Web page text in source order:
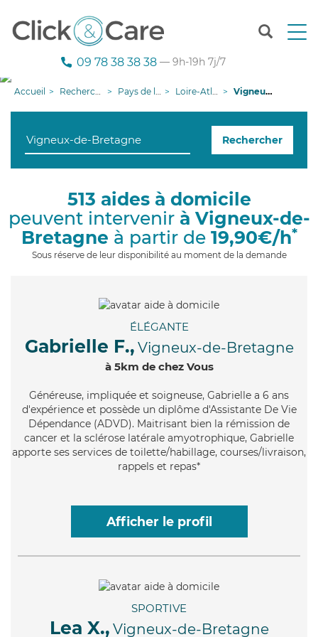
T
n
g
i
o
09 78 38 38 38 — 9h-19h 7j/7
Accueil Recherche aide à domicile Pays de la Loire Loire-Atlantique Vigneux-de-Bretagne
Rechercher
513 aides à domicile
peuvent intervenir à Vigneux-de-
Bretagne à partir de 19,90€/h*
Sous réserve de leur disponibilité au moment de la demande
ÉLÉGANTE
Gabrielle F., Vigneux-de-Bretagne
à 5km de chez Vous
Généreuse, impliquée et soigneuse, Gabrielle a 6 ans
d'expérience et possède un diplôme d'Assistante De Vie
Dépendance (ADVD). Maitrisant bien la rémission de
cancer et la sclérose latérale amyotrophique, Gabrielle
apporte ses services de toilette/habillage, courses/livraison,
rappels et repas*
Afficher le profil
SPORTIVE
Lea X., Vigneux-de-Bretagne